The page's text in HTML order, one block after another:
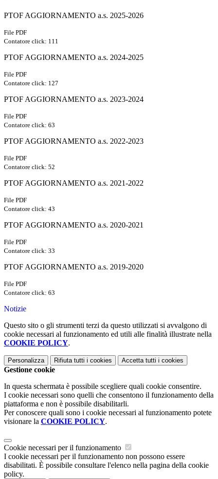
PTOF AGGIORNAMENTO a.s. 2025-2026
File PDF
Contatore click: 111
PTOF AGGIORNAMENTO a.s. 2024-2025
File PDF
Contatore click: 127
PTOF AGGIORNAMENTO a.s. 2023-2024
File PDF
Contatore click: 63
PTOF AGGIORNAMENTO a.s. 2022-2023
File PDF
Contatore click: 52
PTOF AGGIORNAMENTO a.s. 2021-2022
File PDF
Contatore click: 43
PTOF AGGIORNAMENTO a.s. 2020-2021
File PDF
Contatore click: 33
PTOF AGGIORNAMENTO a.s. 2019-2020
File PDF
Contatore click: 63
Notizie
Questo sito o gli strumenti terzi da questo utilizzati si avvalgono di
cookie necessari al funzionamento ed utili alle finalità illustrate nella
COOKIE POLICY.
Personalizza Rifiuta tutti i cookies Accetta tutti i cookies
Gestione cookie
In questa schermata è possibile scegliere quali cookie consentire.
I cookie necessari sono quelli che consentono il funzionamento della
piattaforma e non è possibile disabilitarli.
Per conoscere quali sono i cookie necessari al funzionamento potete
visionare la COOKIE POLICY.
Cookie necessari per il funzionamento
I cookie necessari per il funzionamento non possono essere
disabilitati. È possibile consultare l'elenco nella pagina della cookie
policy.